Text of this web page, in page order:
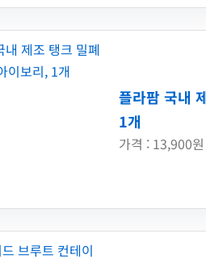
플라팜 국내
1개
가격 : 13,900원